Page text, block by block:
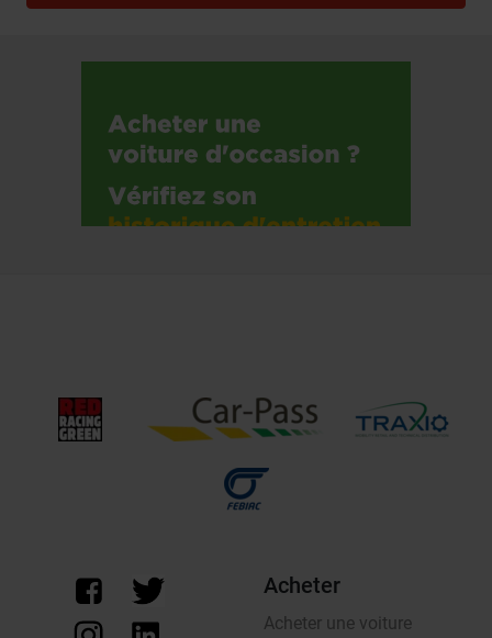
Acheter
Acheter une voiture